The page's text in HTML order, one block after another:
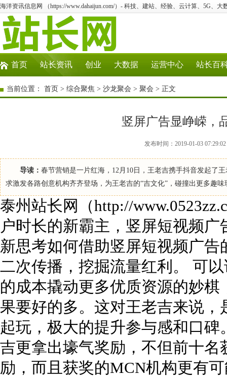
海洋资讯信息网 （https://www.dahaijun.com/）- 科技、建站、经验、云计算、5G、大
首页 站长资讯 创业 大数据 运营中心 站长百
当前位置： 首页 > 综合聚焦 > 沙龙聚会 > 聚会 > 正文
竖屏广告显峥嵘，
发布时间：2019-01-03
导读： 春节营销是一片红海，12月10日，王老吉携手抖音发起了
求激发各路创意机构齐齐登场，为王老吉的“吉文化”，碰撞出更多趣
泰州站长网（http://
户时长的新霸主，竖屏短视频
新思考如何借助竖屏短视频广
二次传播，挖掘流量红利。 可
的成本撬动更多优质资源的妙
果要好的多。这对王老吉来说
起玩，极大的提升参与感和口
吉更拿出壕气奖励，不但前十
励，而且获奖的MCN机构更有